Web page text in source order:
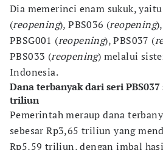
Dia memerinci enam sukuk,
(reopening), PBS036 (reopening
PBSG001 (reopening), PBS037 (
PBS033 (reopening) melalui
Indonesia.
Dana terbanyak dari seri PBS037
triliun
Pemerintah meraup dana
sebesar Rp3,65 triliun yang
Rp5,59 triliun, dengan imbal